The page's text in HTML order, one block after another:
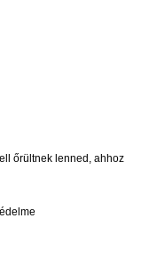
őrültnek lenned, ahhoz